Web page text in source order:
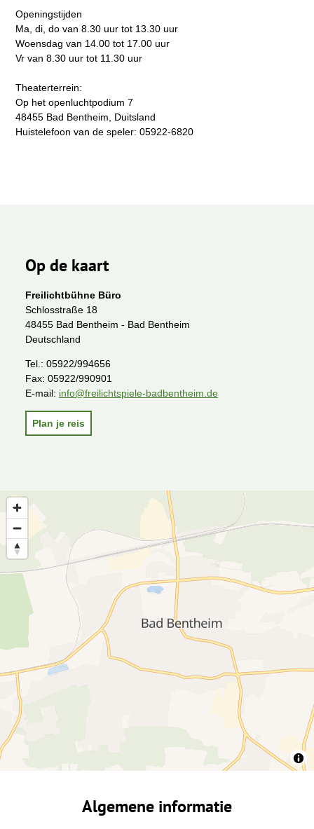
Openingstijden
Ma, di, do van 8.30 uur tot 13.30 uur
Woensdag van 14.00 tot 17.00 uur
Vr van 8.30 uur tot 11.30 uur
Theaterterrein:
Op het openluchtpodium 7
48455 Bad Bentheim, Duitsland
Huistelefoon van de speler: 05922-6820
Op de kaart
Freilichtbühne Büro
Schlosstraße 18
48455 Bad Bentheim - Bad Bentheim
Deutschland
Tel.: 05922/994656
Fax: 05922/990901
E-mail: info@freilichtspiele-badbentheim.de
Plan je reis
Algemene informatie